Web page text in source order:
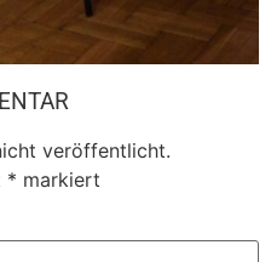
veröffentlicht.
* markiert